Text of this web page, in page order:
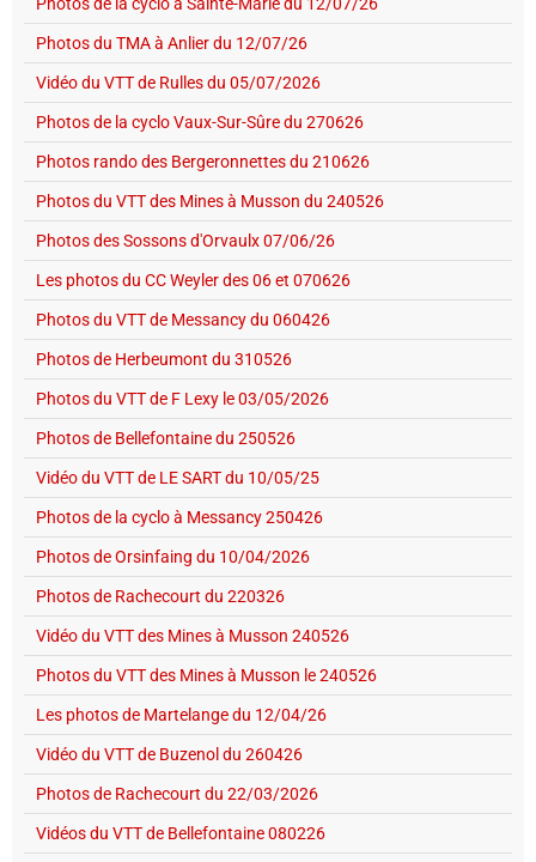
Photos du TMA à Anlier du 12/07/26
Vidéo du VTT de Rulles du 05/07/2026
Photos de la cyclo Vaux-Sur-Sûre du 270626
Photos rando des Bergeronnettes du 210626
Photos du VTT des Mines à Musson du 240526
Photos des Sossons d'Orvaulx 07/06/26
Les photos du CC Weyler des 06 et 070626
Photos du VTT de Messancy du 060426
Photos de Herbeumont du 310526
Photos du VTT de F Lexy le 03/05/2026
Photos de Bellefontaine du 250526
Vidéo du VTT de LE SART du 10/05/25
Photos de la cyclo à Messancy 250426
Photos de Orsinfaing du 10/04/2026
Photos de Rachecourt du 220326
Vidéo du VTT des Mines à Musson 240526
Photos du VTT des Mines à Musson le 240526
Les photos de Martelange du 12/04/26
Vidéo du VTT de Buzenol du 260426
Photos de Rachecourt du 22/03/2026
Vidéos du VTT de Bellefontaine 080226